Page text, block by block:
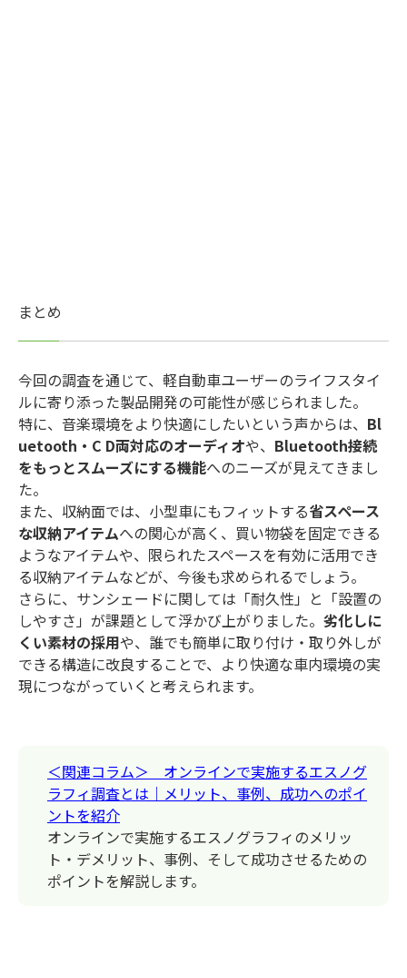
まとめ
今回の調査を通じて、軽自動車ユーザーのライフスタイ
ルに寄り添った製品開発の可能性が感じられました。
特に、音楽環境をより快適にしたいという声からは、 Bl
uetooth・C D両対応のオーディオや、 Bluetooth接続
をもっとスムーズにする機能へのニーズが見えてきまし
た。
また、収納面では、小型車にもフィットする省スペース
な収納アイテムへの関心が高く、買い物袋を固定できる
ようなアイテムや、限られたスペースを有効に活用でき
る収納アイテムなどが、今後も求められるでしょう。
さらに、サンシェードに関しては「耐久性」と「設置の
しやすさ」が課題として浮かび上がりました。 劣化しに
くい素材の採用や、誰でも簡単に取り付け・取り外しが
できる構造に改良することで、より快適な車内環境の実
現につながっていくと考えられます。
＜関連コラム＞ オンラインで実施するエスノグ
ラフィ調査とは｜メリット、事例、成功へのポイ
ントを紹介
オンラインで実施するエスノグラフィのメリッ
ト・デメリット、事例、そして成功させるための
ポイントを解説します。